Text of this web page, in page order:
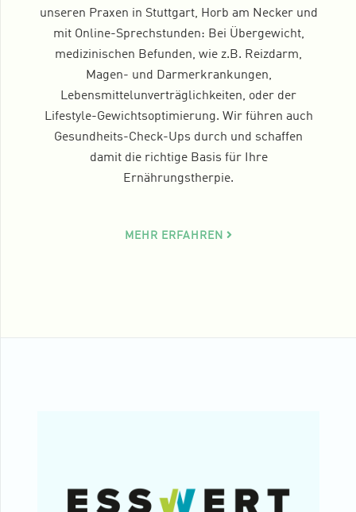
unseren Praxen in Stuttgart, Horb am Necker und
mit Online-Sprechstunden: Bei Übergewicht,
medizinischen Befunden, wie z.B. Reizdarm,
Magen- und Darmerkrankungen,
Lebensmittelunverträglichkeiten, oder der
Lifestyle-Gewichtsoptimierung. Wir führen auch
Gesundheits-Check-Ups durch und schaffen
damit die richtige Basis für Ihre
Ernährungstherpie.
MEHR ERFAHREN